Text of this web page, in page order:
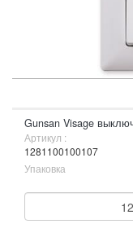
Gunsan Visage
Артикул :
1281100100107
Упаковка